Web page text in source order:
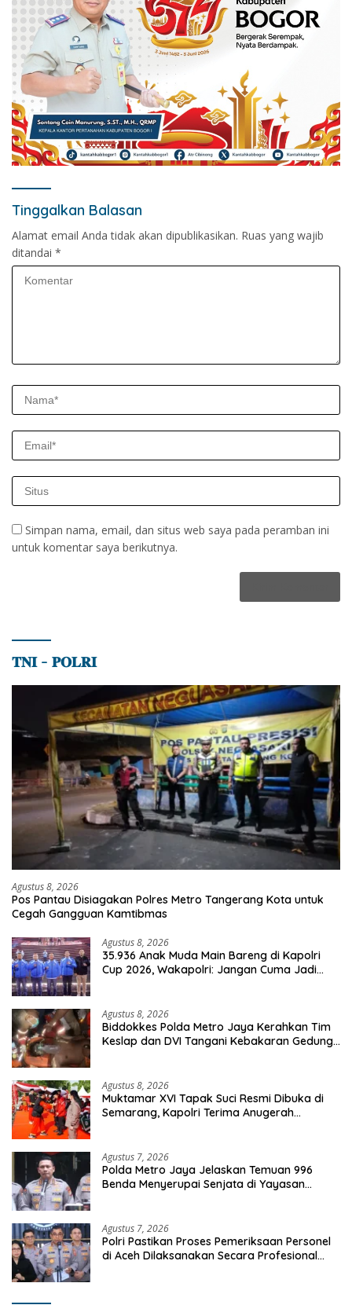
Tinggalkan Balasan
Alamat email Anda tidak akan dipublikasikan. Ruas yang wajib
ditandai *
Simpan nama, email, dan situs web saya pada peramban ini
untuk komentar saya berikutnya.
𝐓𝐍𝐈 – 𝐏𝐎𝐋𝐑𝐈
Agustus 8, 2026
Pos Pantau Disiagakan Polres Metro Tangerang Kota untuk
Cegah Gangguan Kamtibmas
Agustus 8, 2026
35.936 Anak Muda Main Bareng di Kapolri
Cup 2026, Wakapolri: Jangan Cuma Jadi
Agustus 8, 2026
Biddokkes Polda Metro Jaya Kerahkan Tim
Keslap dan DVI Tangani Kebakaran Gedung
Agustus 8, 2026
Muktamar XVI Tapak Suci Resmi Dibuka di
Semarang, Kapolri Terima Anugerah
Agustus 7, 2026
Polda Metro Jaya Jelaskan Temuan 996
Benda Menyerupai Senjata di Yayasan
Agustus 7, 2026
Polri Pastikan Proses Pemeriksaan Personel
di Aceh Dilaksanakan Secara Profesional